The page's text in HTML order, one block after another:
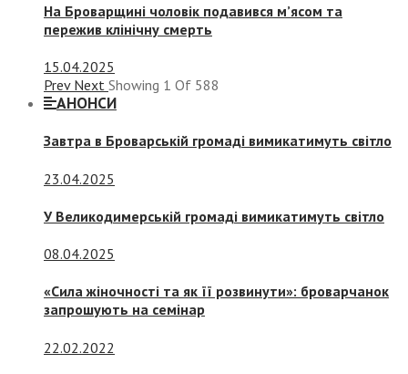
На Броварщині чоловік подавився м’ясом та
пережив клінічну смерть
15.04.2025
Prev Next Showing 1 Of 588
АНОНСИ
Завтра в Броварській громаді вимикатимуть світло
23.04.2025
У Великодимерській громаді вимикатимуть світло
08.04.2025
«Сила жіночності та як її розвинути»: броварчанок
запрошують на семінар
22.02.2022